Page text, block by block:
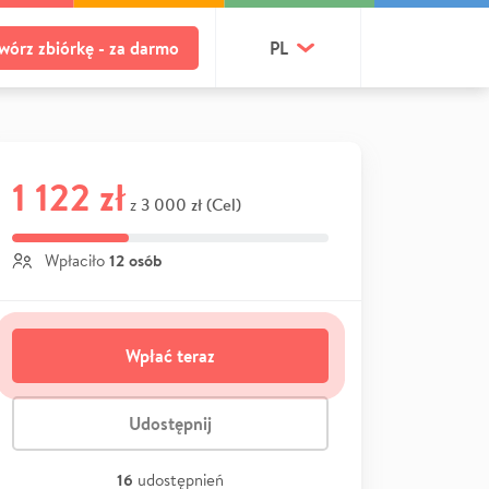
zbiórkę - za darmo PL
1 122 zł z 3 000 zł (Cel)
Wpłaciło 12 osób
Wpłać teraz
Udostępnij
16 udostępnień